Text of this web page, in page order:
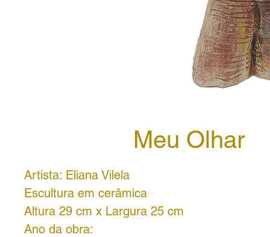
Meu Olhar
Artista: Eliana Vilela
Escultura em cerâmica
Altura 29 cm x Largura 25 cm
Ano da obra: